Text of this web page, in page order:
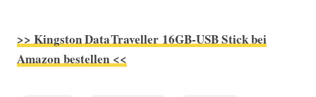
>> Kingston DataTraveller 16GB-USB Stick bei
Amazon bestellen <<